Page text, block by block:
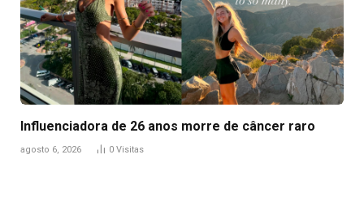
Influenciadora de 26 anos morre de câncer raro
agosto 6, 2026 0 Visitas